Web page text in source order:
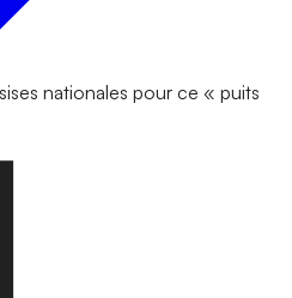
nationales pour ce « puits